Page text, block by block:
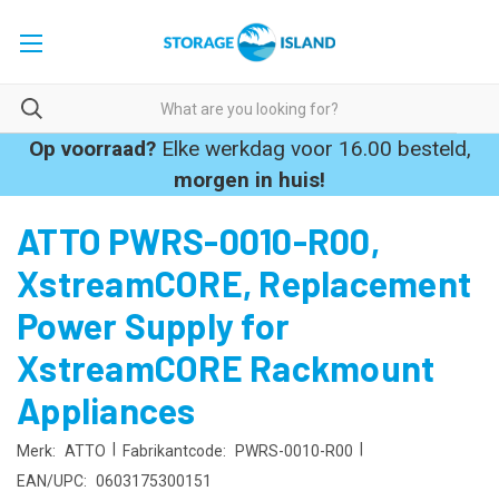
Op voorraad?Elke werkdag voor 16.00 besteld,
morgen in huis!
ATTO PWRS-0010-R00,
XstreamCORE, Replacement
Power Supply for
XstreamCORE Rackmount
Appliances
Merk: ATTO Fabrikantcode: PWRS-0010-R00
EAN/UPC: 0603175300151